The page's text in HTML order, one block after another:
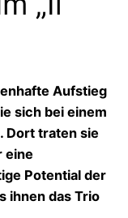
Aufstieg
sich bei einem
Dort traten sie
eine
Potential der
ihnen das Trio